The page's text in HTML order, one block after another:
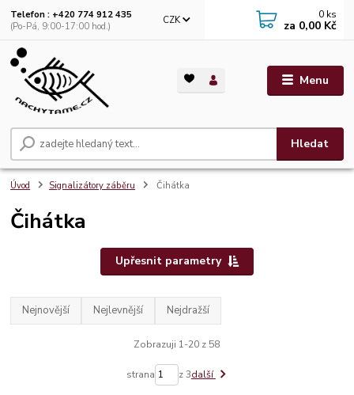
Menu
CZK
Hledat
Telefon : +420 774 912 435
(Po-Pá, 9:00-17:00 hod.)
0 ks
za 0,00 Kč
Úvod Signalizátory záběru Čihátka
Čihátka
Upřesnit parametry
Nejnovější Nejlevnější Nejdražší
Zobrazuji 1-20 z 58
strana z 3další